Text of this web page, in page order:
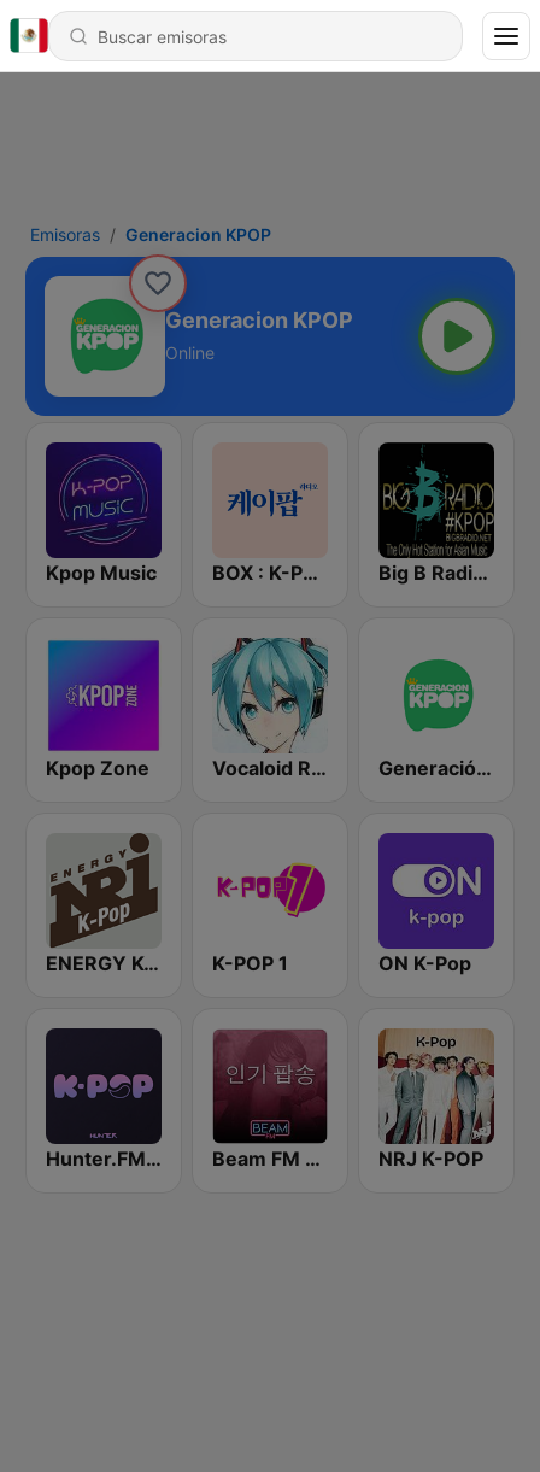
Emisoras Generacion KPOP
Generacion KPOP
Online
Kpop Music BOX : K-POP 케이팝 Big B Radio - KPOP(인터넷 라디오)
Kpop Zone Vocaloid Radio Generación Kpop
ENERGY K-Pop K-POP 1 ON K-Pop
Hunter.FM - K-pop Beam FM - 취향저격 감각 팝송 NRJ K-POP